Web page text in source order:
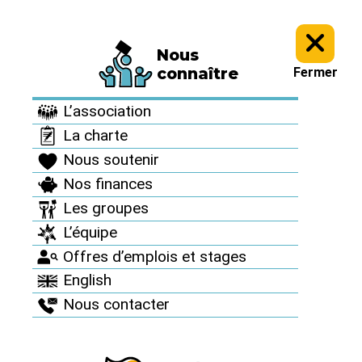
Nous
connaître
L’association
La charte
Nous soutenir
Nos finances
Les groupes
L’équipe
Offres d’emplois et stages
English
Nous contacter
Fermer
Informez vous > Revue "Sortir du nucléaire" >
Sortir du nucléaire
Sortir du nucléaire
n°50
Eté 2011